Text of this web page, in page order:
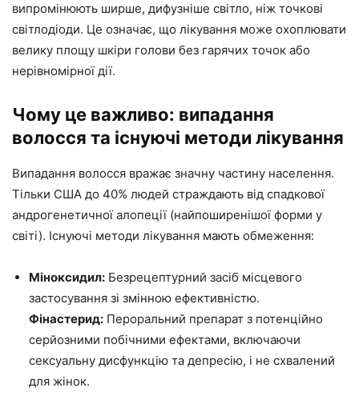
випромінюють ширше, дифузніше світло, ніж точкові
світлодіоди. Це означає, що лікування може охоплювати
велику площу шкіри голови без гарячих точок або
нерівномірної дії.
Чому це важливо: випадання
волосся та існуючі методи лікування
Випадання волосся вражає значну частину населення.
Тільки США до 40% людей страждають від спадкової
андрогенетичної алопеції (найпоширенішої форми у
світі). Існуючі методи лікування мають обмеження:
Міноксидил: Безрецептурний засіб місцевого
застосування зі змінною ефективністю.
Фінастерид: Пероральний препарат з потенційно
серйозними побічними ефектами, включаючи
сексуальну дисфункцію та депресію, і не схвалений
для жінок.